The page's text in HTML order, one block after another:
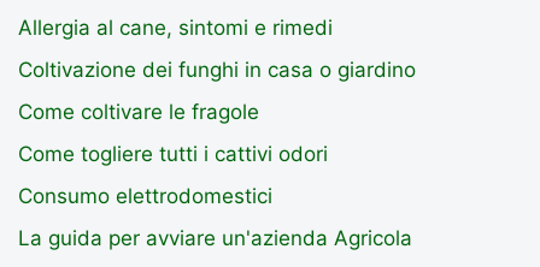
Allergia al cane, sintomi e rimedi
Coltivazione dei funghi in casa o giardino
Come coltivare le fragole
Come togliere tutti i cattivi odori
Consumo elettrodomestici
La guida per avviare un'azienda Agricola